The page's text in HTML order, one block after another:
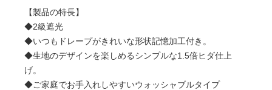
【製品の特長】
◆2級遮光
◆いつもドレープがきれいな形状記憶加工付き。
◆生地のデザインを楽しめるシンプルな1.5倍ヒダ仕上
げ。
◆ご家庭でお手入れしやすいウォッシャブルタイプ